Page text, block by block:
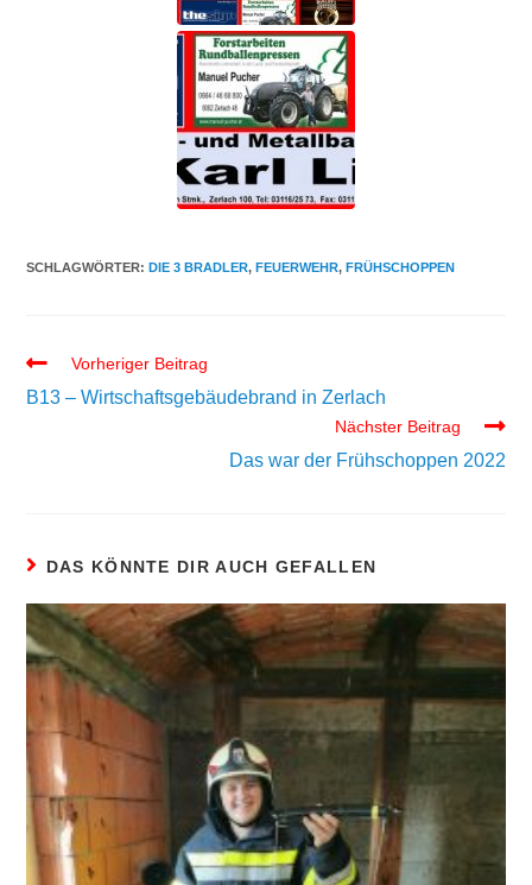
SCHLAGWÖRTER:DIE 3 BRADLER, FEUERWEHR, FRÜHSCHOPPEN
Vorheriger Beitrag
B13 – Wirtschaftsgebäudebrand in Zerlach
Nächster Beitrag
Das war der Frühschoppen 2022
DAS KÖNNTE DIR AUCH GEFALLEN